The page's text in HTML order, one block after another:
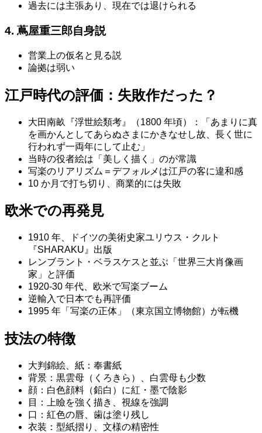
過去には主張あり、現在では退けられる
4. 蔦屋重三郎自身説
営業上の仮名と見る説
論拠は弱い
江戸時代の評価：失敗作だった？
大田南畝『浮世絵類考』（1800 年頃）：「あまりに真
を画かんとしてあらぬさまにかきなせし故、長く世に
行われず一両年にして止む」
当時の役者絵は「美しく描く」のが常識
写楽のリアリズム＝デフォルメは江戸の客に違和感
10 か月で打ち切り、商業的には失敗
欧米での再発見
1910 年、ドイツの美術史家ユリウス・クルト
『SHARAKU』出版
レンブラント・ベラスケスと並ぶ「世界三大肖像画
家」と評価
1920-30 年代、欧米で写楽ブーム
逆輸入で日本でも再評価
1995 年「写楽の正体」（東京国立博物館）が転機
技法の特徴
大判錦絵、紙：奉書紙
背景：黒雲母（くろきら）、白雲母も少数
顔：白色顔料（鉛白）に紅・墨で陰影
目：上瞼を強く描き、視線を強調
口：紅色の唇、歯は塗り残し
衣装：型紙摺り、文様の精密性